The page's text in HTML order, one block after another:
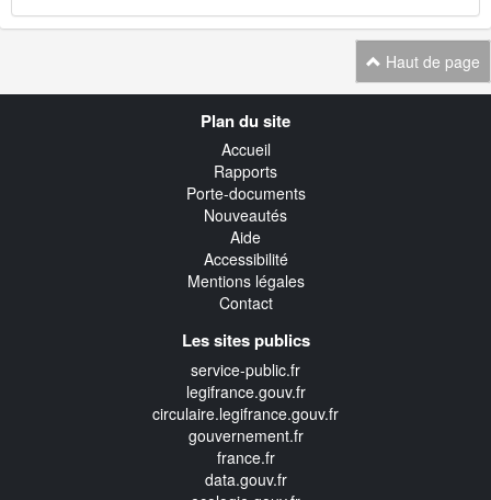
Haut de page
Plan du site
Accueil
Rapports
Porte-documents
Nouveautés
Aide
Accessibilité
Mentions légales
Contact
Les sites publics
service-public.fr
legifrance.gouv.fr
circulaire.legifrance.gouv.fr
gouvernement.fr
france.fr
data.gouv.fr